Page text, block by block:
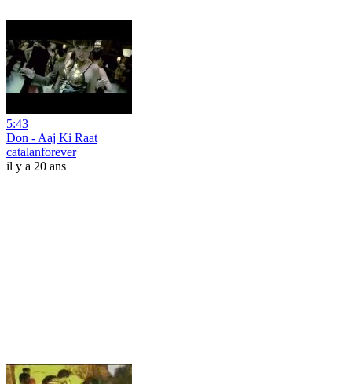
5:43
Don - Aaj Ki Raat
catalanforever
il y a 20 ans